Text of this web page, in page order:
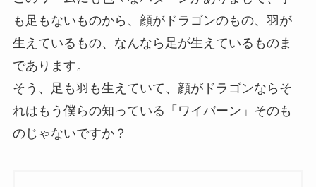
も足もないものから、顔がドラゴンのもの、羽が
生えているもの、なんなら足が生えているものま
であります。
そう、足も羽も生えていて、顔がドラゴンならそ
れはもう僕らの知っている「ワイバーン」そのも
のじゃないですか？